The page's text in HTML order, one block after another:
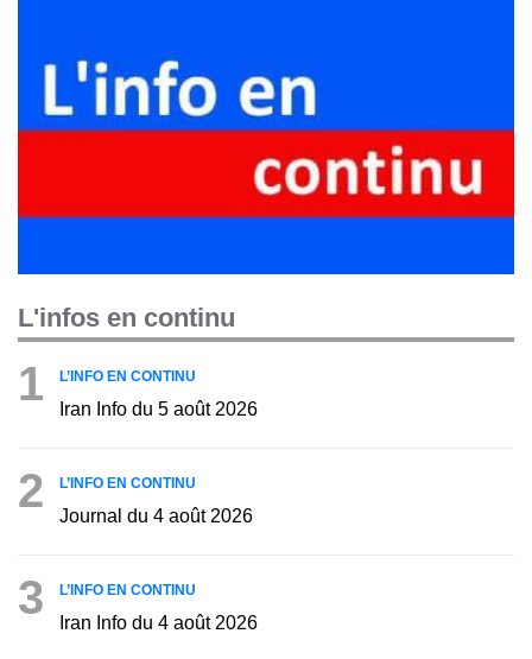
L'infos en continu
1 L’INFO EN CONTINU
Iran Info du 5 août 2026
2 L’INFO EN CONTINU
Journal du 4 août 2026
3 L’INFO EN CONTINU
Iran Info du 4 août 2026